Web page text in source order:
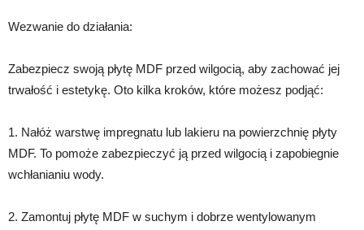
Wezwanie do działania:
Zabezpiecz swoją płytę MDF przed wilgocią, aby zachować jej
trwałość i estetykę. Oto kilka kroków, które możesz podjąć:
1. Nałóż warstwę impregnatu lub lakieru na powierzchnię płyty
MDF. To pomoże zabezpieczyć ją przed wilgocią i zapobiegnie
wchłanianiu wody.
2. Zamontuj płytę MDF w suchym i dobrze wentylowanym